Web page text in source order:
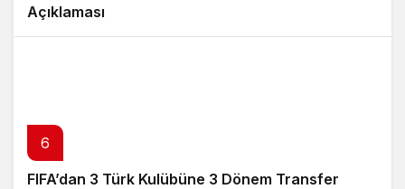
Açıklaması
6
FIFA’dan 3 Türk Kulübüne 3 Dönem Transfer